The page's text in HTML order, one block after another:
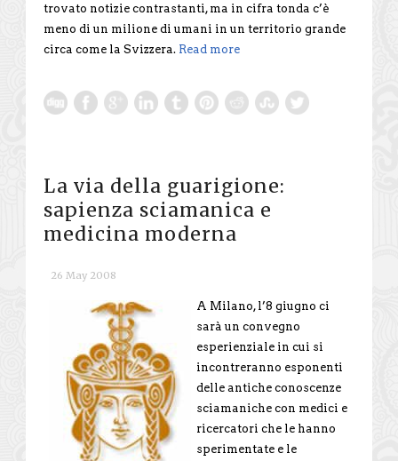
trovato notizie contrastanti, ma in cifra tonda c’è
meno di un milione di umani in un territorio grande
circa come la Svizzera. Read more
La via della guarigione:
sapienza sciamanica e
medicina moderna
26 May 2008
A Milano, l’8 giugno ci
sarà un convegno
esperienziale in cui si
incontreranno esponenti
delle antiche conoscenze
sciamaniche con medici e
ricercatori che le hanno
sperimentate e le